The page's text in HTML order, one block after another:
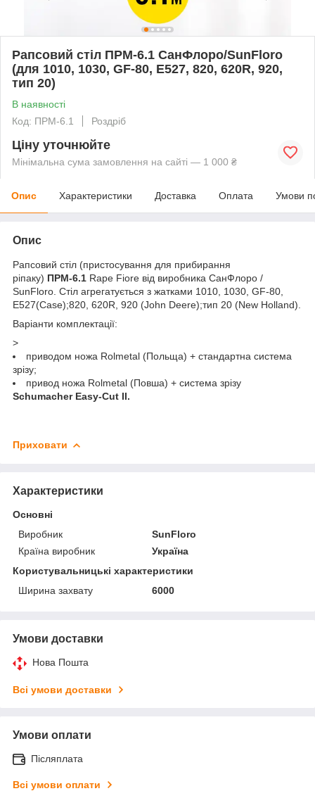
Рапсовий стіл ПРМ-6.1 СанФлоро/SunFloro
(для 1010, 1030, GF-80, E527, 820, 620R, 920,
тип 20)
В наявності
Код: ПРМ-6.1
Роздріб
Ціну уточнюйте
Мінімальна сума замовлення на сайті — 1 000 ₴
Опис Характеристики Доставка Оплата Умови
Опис
Рапсовий стіл (пристосування для прибирання
ріпаку) ПРМ-6.1 Rape Fiore від виробника СанФлоро /
SunFloro. Стіл агрегатується з жатками 1010, 1030, GF-80,
E527(Case);820, 620R, 920 (John Deere);тип 20 (New Holland).
Варіанти комплектації:
>
приводом ножа Rolmetal (Польща) + стандартна система
зрізу;
привод ножа Rolmetal (Повша) + система зрізу
Schumacher Easy-Cut II.
Приховати
Характеристики
Основні
Виробник
SunFloro
Країна виробник
Україна
Користувальницькі характеристики
Ширина захвату
6000
Умови доставки
Нова Пошта
Всі умови доставки
Умови оплати
Післяплата
Всі умови оплати